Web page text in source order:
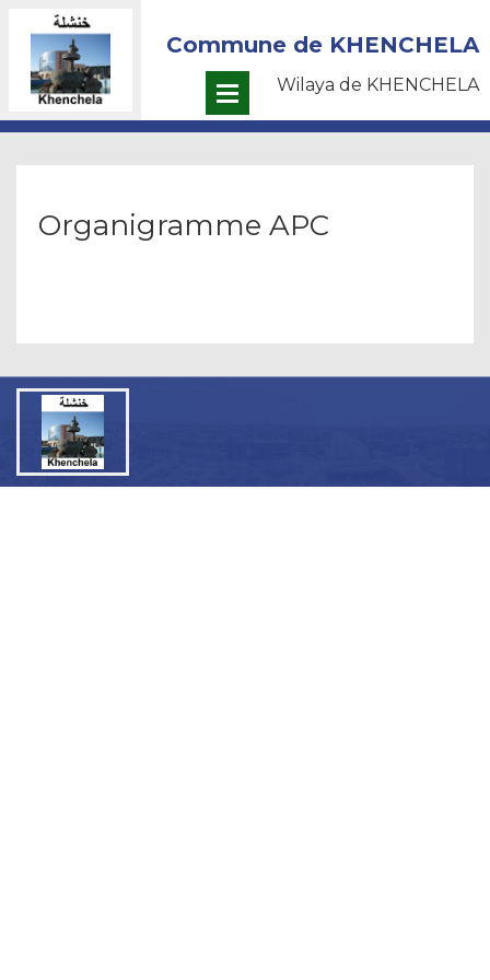
Commune de KHENCHELA
Wilaya de KHENCHELA
Organigramme APC